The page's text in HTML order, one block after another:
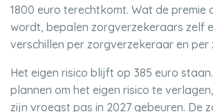
1800 euro terechtkomt. Wat de premie
wordt, bepalen zorgverzekeraars zelf
verschillen per zorgverzekeraar en per
Het eigen risico blijft op 385 euro staan.
plannen om het eigen risico te
zijn vroegst pas in 2027 gebeuren. De